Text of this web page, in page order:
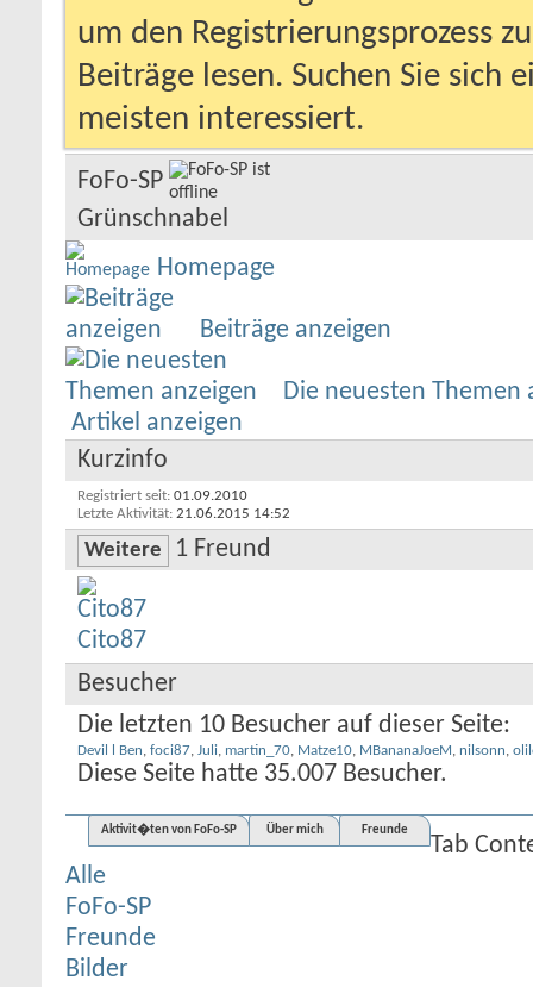
um den Registrierungsprozess
Beiträge lesen. Suchen Sie sich
meisten interessiert.
FoFo-SP
Grünschnabel
Homepage
Beiträge anzeigen
Die neuesten Themen
Artikel anzeigen
Kurzinfo
Registriert seit 01.09.2010
Letzte Aktivität 21.06.2015 14:52
Weitere 1 Freund
Cito87
Besucher
Die letzten 10 Besucher auf dieser Seite:
Devil l Ben, foci87, Juli, martin_70, Matze10, MBananaJoeM, nilsonn,
Diese Seite hatte 35.007 Besucher.
Aktivit�ten von FoFo-SP Über mich Freunde
Tab
Alle
FoFo-SP
Freunde
Bilder